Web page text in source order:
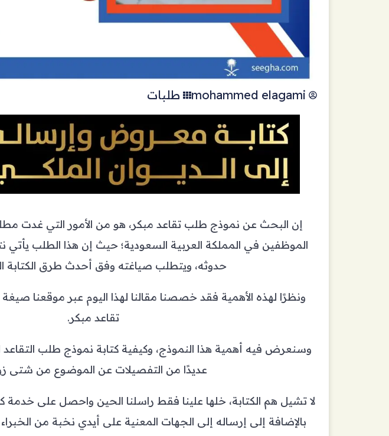
mohammed elagami طلبات
إن البحث عن نموذج طلب تقاعد مبكر، هو من الأمور التي غدت
الموظفين في المملكة العربية السعودية؛ حيث إن هذا الطلب يأتي
حدوثه، ويتطلب صياغته وفق أحدث طرق الكتابة
ونظرًا لهذه الأهمية فقد خصصنا مقالنا لهذا اليوم عبر موقعنا
تقاعد مبكر.
وسنعرض فيه أهمية هذا النموذج، وكيفية كتابة نموذج طلب التقاعد
عديدًا من التفصيلات عن الموضوع من شتى
لا تشيل هم الكتابة، خلها علينا فقط راسلنا الحين واحصل على خدمة
بالإضافة إلى إرساله إلى الجهات المعنية على أيدي نخبة من